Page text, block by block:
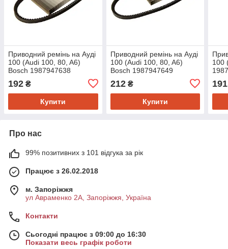
Приводний ремінь на Ауді
100 (Audi 100, 80, A6)
Bosch 1987947638
192 ₴
Купити
Приводний ремінь на Ауді
100 (Audi 100, 80, A6)
Bosch 1987947649
212₴
Купити
100
191
Про нас
99% позитивних з 101 відгука за рік
Працює з 26.02.2018
м. Запоріжжя
ул Авраменко 2А, Запоріжжя, Україна
Контакти
Сьогодні працює з 09:00 до 16:30
Показати весь графік роботи